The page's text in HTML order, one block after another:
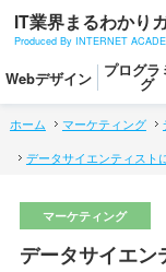
IT業界まるわかり
Produced By INTERNET
Webデザイン プログラ
グ
ホーム マーケティング
データサイエンティスト
データサイエン